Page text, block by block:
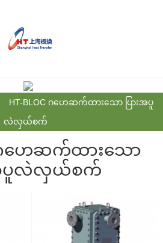
HT-BLOC ဂဟေဆက်ထားသော ပြားအပူ
လဲလှယ်စက်
ဂဟေဆက်ထားသော
အပူလဲလှယ်စက်